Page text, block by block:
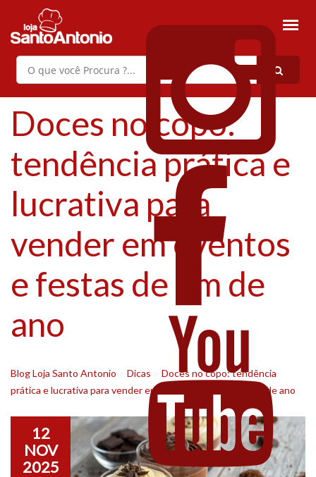
Doces no copo:
tendência prática e
lucrativa para
vender em eventos
e festas de fim de
ano
Blog Loja Santo Antonio Dicas
Doces no copo: tendência
prática e lucrativa para vender em eventos e festas de fim de ano
12
NOV
2025